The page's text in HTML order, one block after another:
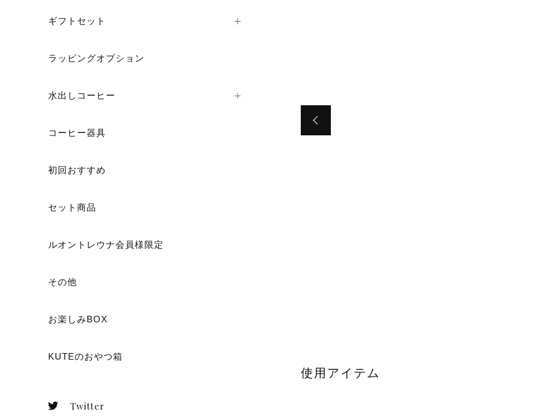
使用アイテム
ギフトセット
ラッピングオプション
水出しコーヒー
コーヒー器具
初回おすすめ
セット商品
ルオントレウナ会員様限定
その他
お楽しみBOX
KUTEのおやつ箱
Twitter